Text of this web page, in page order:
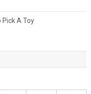
Pick A Toy